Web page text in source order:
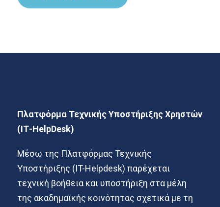
Πλατφόρμα Τεχνικής Υποστήριξης Χρηστών
(ΙΤ-HelpDesk)
Μέσω της Πλατφόρμας Τεχνικής
Υποστήριξης (IT-Helpdesk) παρέχεται
τεχνική βοήθεια και υποστήριξη στα μέλη
της ακαδημαϊκής κοινότητας σχετικά με τη